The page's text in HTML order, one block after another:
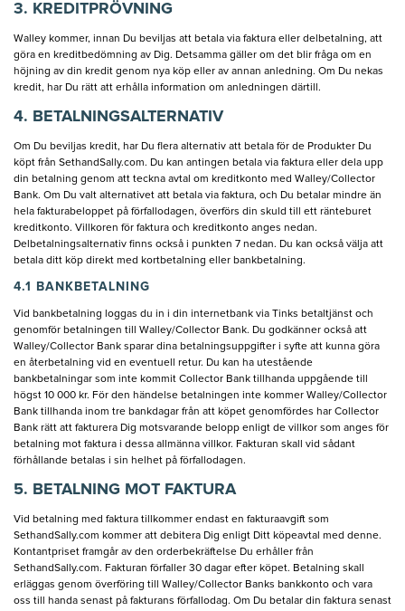
3. KREDITPRÖVNING
Walley kommer, innan Du beviljas att betala via faktura eller delbetalning, att
göra en kreditbedömning av Dig. Detsamma gäller om det blir fråga om en
höjning av din kredit genom nya köp eller av annan anledning. Om Du nekas
kredit, har Du rätt att erhålla information om anledningen därtill.
4. BETALNINGSALTERNATIV
Om Du beviljas kredit, har Du flera alternativ att betala för de Produkter Du
köpt från SethandSally.com. Du kan antingen betala via faktura eller dela upp
din betalning genom att teckna avtal om kreditkonto med Walley/Collector
Bank. Om Du valt alternativet att betala via faktura, och Du betalar mindre än
hela fakturabeloppet på förfallodagen, överförs din skuld till ett ränteburet
kreditkonto. Villkoren för faktura och kreditkonto anges nedan.
Delbetalningsalternativ finns också i punkten 7 nedan. Du kan också välja att
betala ditt köp direkt med kortbetalning eller bankbetalning.
4.1 BANKBETALNING
Vid bankbetalning loggas du in i din internetbank via Tinks betaltjänst och
genomför betalningen till Walley/Collector Bank. Du godkänner också att
Walley/Collector Bank sparar dina betalningsuppgifter i syfte att kunna göra
en återbetalning vid en eventuell retur. Du kan ha utestående
bankbetalningar som inte kommit Collector Bank tillhanda uppgående till
högst 10 000 kr. För den händelse betalningen inte kommer Walley/Collector
Bank tillhanda inom tre bankdagar från att köpet genomfördes har Collector
Bank rätt att fakturera Dig motsvarande belopp enligt de villkor som anges för
betalning mot faktura i dessa allmänna villkor. Fakturan skall vid sådant
förhållande betalas i sin helhet på förfallodagen.
5. BETALNING MOT FAKTURA
Vid betalning med faktura tillkommer endast en fakturaavgift som
SethandSally.com kommer att debitera Dig enligt Ditt köpeavtal med denne.
Kontantpriset framgår av den orderbekräftelse Du erhåller från
SethandSally.com. Fakturan förfaller 30 dagar efter köpet. Betalning skall
erläggas genom överföring till Walley/Collector Banks bankkonto och vara
oss till handa senast på fakturans förfallodag. Om Du betalar din faktura senast